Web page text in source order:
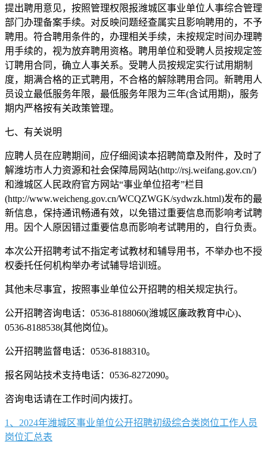
提出聘用意见，按照管理权限报潍城区事业单位人事综合管理
部门办理备案手续。对反映问题经查属实且影响聘用的，不予
聘用。符合聘用条件的，办理相关手续，未按规定时间办理聘
用手续的，视为放弃聘用资格。聘用单位和受聘人员按规定签
订聘用合同，确立人事关系。受聘人员按规定实行试用期制
度，期满合格的正式聘用，不合格的解除聘用合同。新聘用人
员设立最低服务年限，最低服务年限为三年(含试用期)，服务
期内严格按有关政策管理。
七、有关说明
应聘人员在应聘期间，应仔细阅读本招聘简章及附件，及时了
解潍坊市人力资源和社会保障局网站(http://rsj.weifang.gov.cn/)
和潍城区人民政府官方网站“事业单位招考”栏目
(http://www.weicheng.gov.cn/WCQZWGK/sydwzk.html)发布的最
新信息，保持通讯畅通有效，以免错过重要信息而影响考试聘
用。因个人原因错过重要信息而影响考试聘用的，自行负责。
本次公开招聘考试不指定考试教材和辅导用书，不举办也不授
权委托任何机构举办考试辅导培训班。
其他未尽事宜，按照事业单位公开招聘的相关规定执行。
公开招聘咨询电话：0536-8188060(潍城区廉政教育中心)、
0536-8188538(其他岗位)。
公开招聘监督电话：0536-8188310。
报名网站技术支持电话：0536-8272090。
咨询电话请在工作时间内拨打。
1、2024年潍城区事业单位公开招聘初级综合类岗位工作人员
岗位汇总表